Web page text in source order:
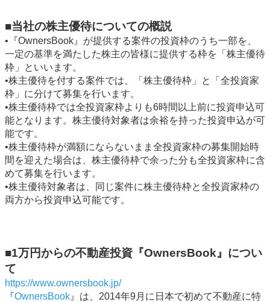
■当社の株主優待についての概説
•『OwnersBook』が提供する案件の投資枠のうち一部を、
一定の基準を満たした株主の皆様に提供する枠を「株主優待
枠」といいます。
•株主優待を付する案件では、「株主優待枠」と「全投資家
枠」に分けて募集を行います。
•株主優待枠では全投資家枠よりも6時間以上前に投資申込可
能となります。株主優待対象者は余裕を持った投資申込が可
能です。
•株主優待枠が満額にならないまま全投資家枠の募集開始時
間を迎えた場合は、株主優待枠で余った分も全投資家枠に含
めて募集を行います。
•株主優待対象者は、同じ案件に株主優待枠と全投資家枠の
両方から投資申込可能です。
■1万円からの不動産投資『OwnersBook』につい
て
https://www.ownersbook.jp/
『OwnersBook 』は、2014年9月に日本で初めて不動産に特